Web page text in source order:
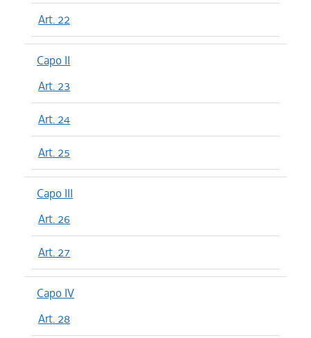
Art. 22
Capo II
Art. 23
Art. 24
Art. 25
Capo III
Art. 26
Art. 27
Capo IV
Art. 28